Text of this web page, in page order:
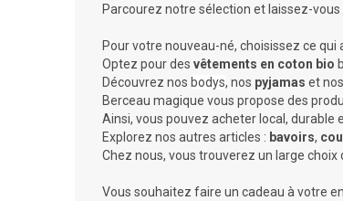
Parcourez notre sélection et laissez-
Pour votre nouveau-né, choisissez ce qui
Optez pour des vêtements en coton bio
Découvrez nos bodys, nos pyjamas et nos
Berceau magique vous propose des
Ainsi, vous pouvez acheter local, durable
Explorez nos autres articles : bavoirs,
Chez nous, vous trouverez un large
Vous souhaitez faire un cadeau à votre